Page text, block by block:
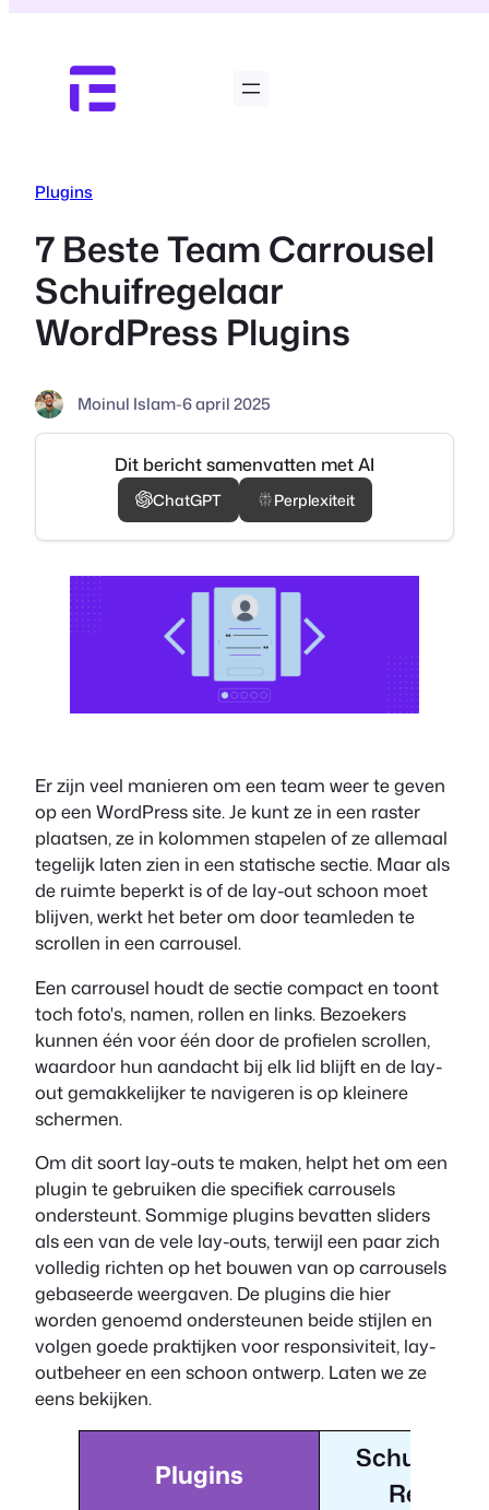
Plugins
7 Beste Team Carrousel
Schuifregelaar
WordPress Plugins
Moinul Islam-6 april 2025
Dit bericht samenvatten met AI
ChatGPT Perplexiteit
Er zijn veel manieren om een team weer te geven
op een WordPress site. Je kunt ze in een raster
plaatsen, ze in kolommen stapelen of ze allemaal
tegelijk laten zien in een statische sectie. Maar als
de ruimte beperkt is of de lay-out schoon moet
blijven, werkt het beter om door teamleden te
scrollen in een carrousel.
Een carrousel houdt de sectie compact en toont
toch foto's, namen, rollen en links. Bezoekers
kunnen één voor één door de profielen scrollen,
waardoor hun aandacht bij elk lid blijft en de lay-
out gemakkelijker te navigeren is op kleinere
schermen.
Om dit soort lay-outs te maken, helpt het om een
plugin te gebruiken die specifiek carrousels
ondersteunt. Sommige plugins bevatten sliders
als een van de vele lay-outs, terwijl een paar zich
volledig richten op het bouwen van op carrousels
gebaseerde weergaven. De plugins die hier
worden genoemd ondersteunen beide stijlen en
volgen goede praktijken voor responsiviteit, lay-
outbeheer en een schoon ontwerp. Laten we ze
eens bekijken.
Plugins